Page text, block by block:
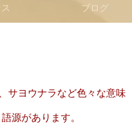
ブログ
サヨウナラなど色々な意味
語源があります。